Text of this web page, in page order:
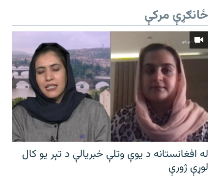
ځانګړې مرکې
له افغانستانه د یوې وتلې خبریالې د تېر يو کال
لوړې ژورې